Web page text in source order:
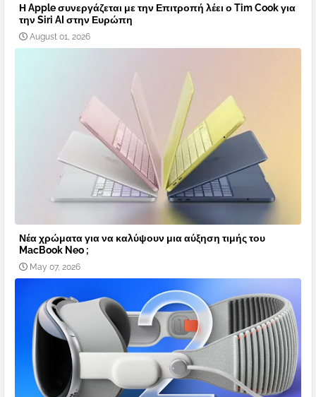
Η Apple συνεργάζεται με την Επιτροπή λέει ο Tim Cook για
την Siri AI στην Ευρώπη
August 01, 2026
Νέα χρώματα για να καλύψουν μια αύξηση τιμής του
MacBook Neo ;
May 07, 2026